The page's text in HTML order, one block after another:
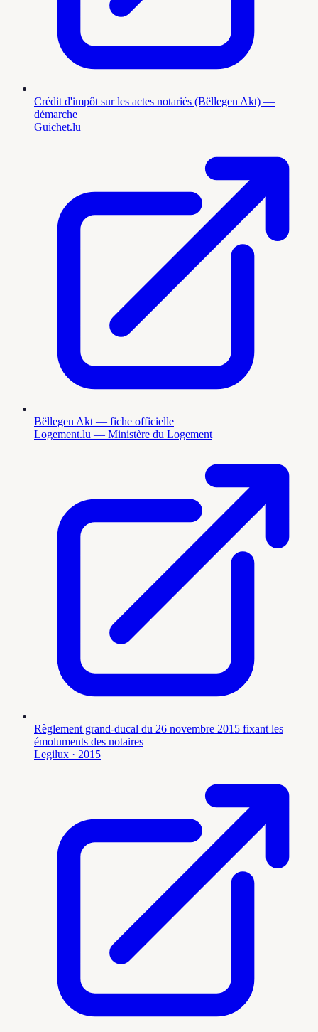
Crédit d'impôt sur les actes notariés (Bëllegen Akt) —
démarche
Guichet.lu
Bëllegen Akt — fiche officielle
Logement.lu — Ministère du Logement
Règlement grand-ducal du 26 novembre 2015 fixant les
émoluments des notaires
Legilux · 2015